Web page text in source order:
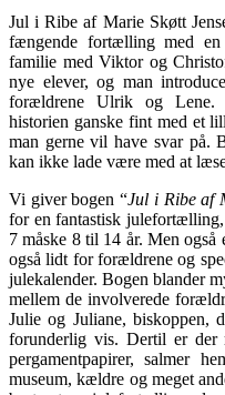
Jul i Ribe af Marie Skøtt
fængende fortælling med
familie med Viktor og
nye elever, og man
forældrene Ulrik og Lene.
historien ganske fint med et
man gerne vil have svar på.
kan ikke lade være med at
Vi giver bogen “Jul i Ribe af
for en fantastisk
7 måske 8 til 14 år. Men
også lidt for forældrene og
julekalender. Bogen blander
mellem de involverede
Julie og Juliane, biskoppen,
forunderlig vis. Dertil er der
pergamentpapirer, salmer
museum, kældre og meget